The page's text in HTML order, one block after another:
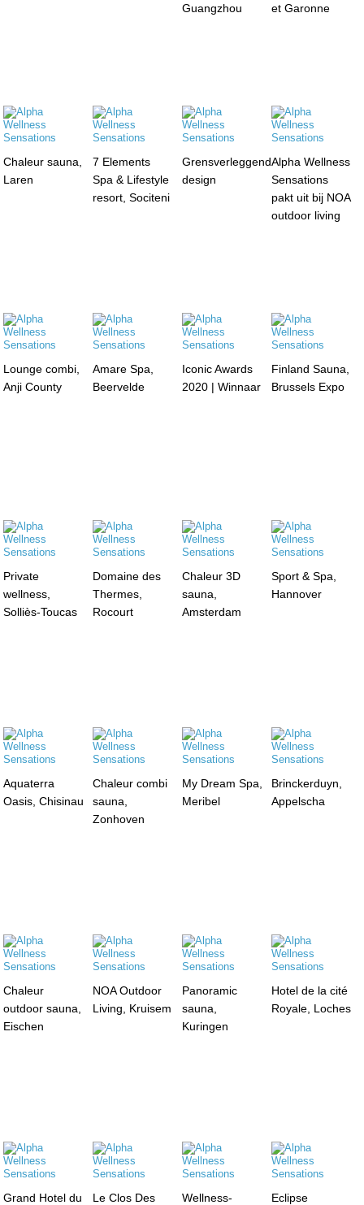
Guangzhou
et Garonne
Chaleur sauna,
Laren
7 Elements
Spa & Lifestyle
resort, Sociteni
Grensverleggend
design
Alpha Wellness
Sensations
pakt uit bij NOA
outdoor living
Lounge combi,
Anji County
Amare Spa,
Beervelde
Iconic Awards
2020 | Winnaar
Finland Sauna,
Brussels Expo
Private
wellness,
Solliès-Toucas
Domaine des
Thermes,
Rocourt
Chaleur 3D
sauna,
Amsterdam
Sport & Spa,
Hannover
Aquaterra
Oasis, Chisinau
Chaleur combi
sauna,
Zonhoven
My Dream Spa,
Meribel
Brinckerduyn,
Appelscha
Chaleur
outdoor sauna,
Eischen
NOA Outdoor
Living, Kruisem
Panoramic
sauna,
Kuringen
Hotel de la cité
Royale, Loches
Grand Hotel du Le Clos Des Wellness- Eclipse